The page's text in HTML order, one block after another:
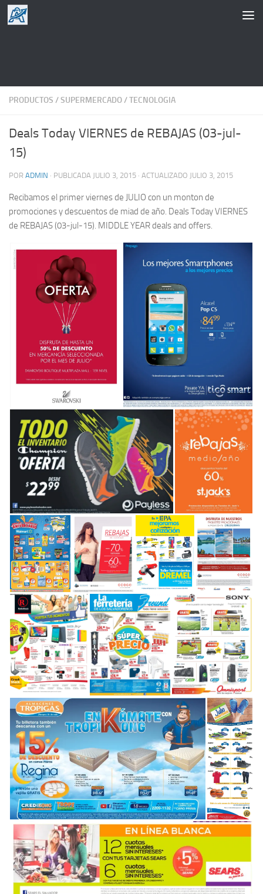
Saltar al contenido
PRODUCTOS /SUPERMERCADO/TECNOLOGIA
Deals Today VIERNES de REBAJAS (03-jul-
15)
POR ADMIN · PUBLICADA JULIO 3, 2015 · ACTUALIZADO JULIO 3, 2015
Recibamos el primer viernes de JULIO con un monton de
promociones y descuentos de miad de año. Deals Today VIERNES
de REBAJAS (03-jul-15). MIDDLE YEAR deals and offers.